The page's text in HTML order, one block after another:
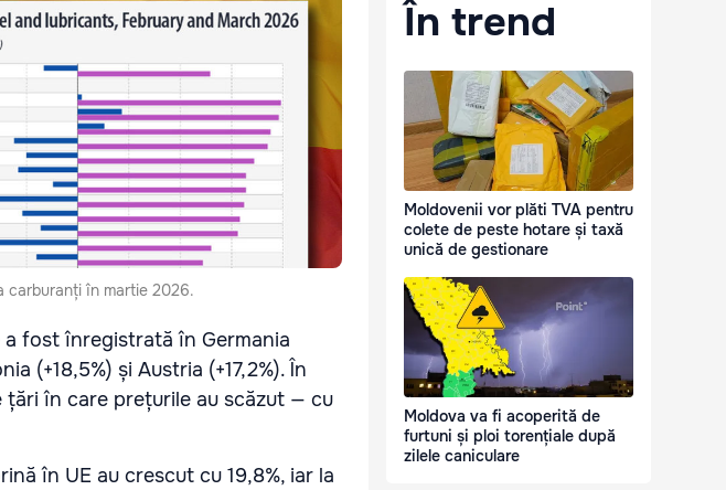
carburanți în martie 2026.
fost înregistrată în Germania
(+18,5%) și Austria (+17,2%). În
țări în care prețurile au scăzut — cu
în UE au crescut cu 19,8%, iar la
În trend
Moldovenii vor plăti TVA pentru
colete de peste hotare și taxă
unică de gestionare
Moldova va fi acoperită de
furtuni și ploi torențiale după
zilele caniculare